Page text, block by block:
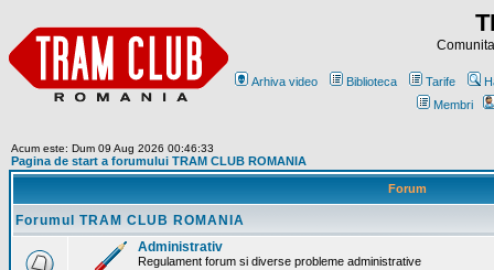
Arhiva video Biblioteca Tarife
Membri
Acum este: Dum 09 Aug 2026 00:46:33
Pagina de start a forumului TRAM CLUB ROMANIA
Forum
Forumul TRAM CLUB ROMANIA
Administrativ
Regulament forum si diverse probleme administrative